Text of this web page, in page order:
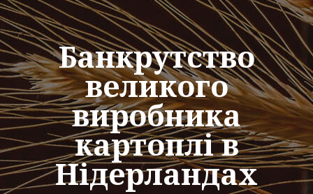
Банкрутство
великого
виробника
картоплі в
Нідерландах